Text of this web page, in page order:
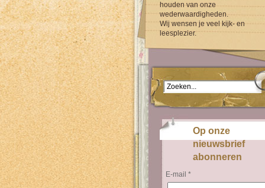
houden van onze
wederwaardigheden.
Wij wensen je veel kijk- en
leesplezier.
Op onze
nieuwsbrief
abonneren
E-mail *